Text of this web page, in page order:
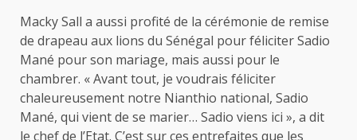
Macky Sall a aussi profité de la cérémonie de remise
de drapeau aux lions du Sénégal pour féliciter Sadio
Mané pour son mariage, mais aussi pour le
chambrer. « Avant tout, je voudrais féliciter
chaleureusement notre Nianthio national, Sadio
Mané, qui vient de se marier… Sadio viens ici », a dit
le chef de l’Etat. C’est sur ces entrefaites que les